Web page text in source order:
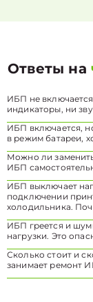
Ответы на
ИБП не
индикаторы, ни
ИБП включается,
в режим батареи,
Можно ли
ИБП
ИБП выключает
подключении
холодильника.
ИБП греется и
нагрузки. Это
Сколько стоит и
занимает ремонт